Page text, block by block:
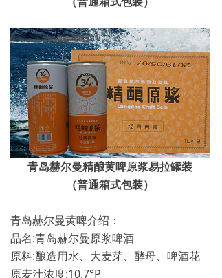
青岛赫尔曼精酿黄啤原浆易拉罐装
（普通箱式包装）
青岛赫尔曼黄啤介绍：
品名:青岛赫尔曼原浆啤酒
原料:酿造用水、大麦芽、酵母、啤酒花
原麦汁浓度:10.7°P